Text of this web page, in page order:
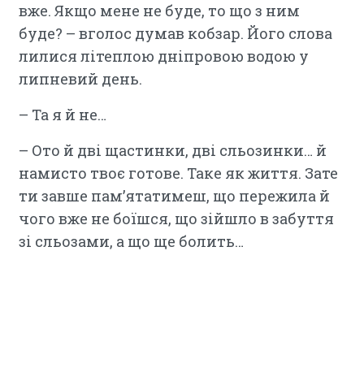
вже. Якщо мене не буде, то що з ним
буде? – вголос думав кобзар. Його слова
лилися літеплою дніпровою водою у
липневий день.
– Та я й не…
– Ото й дві щастинки, дві сльозинки… й
намисто твоє готове. Таке як життя. Зате
ти завше пам’ятатимеш, що пережила й
чого вже не боїшся, що зійшло в забуття
зі сльозами, а що ще болить…